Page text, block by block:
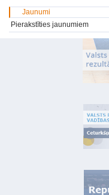
Jaunumi
Pierakstīties jaunumiem